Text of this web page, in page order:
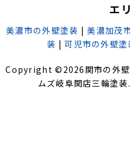
エ
美濃市の外壁塗装 |美濃加茂
装 |可児市の外壁塗
Copyright © 2026 関市の外
ムズ岐阜関店三輪塗装